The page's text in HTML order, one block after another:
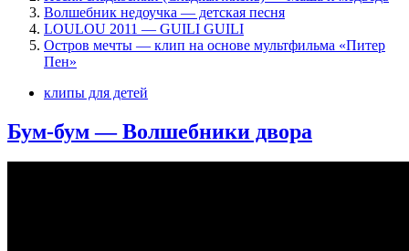
Волшебник недоучка — детская песня
LOULOU 2011 — GUILI GUILI
Остров мечты — клип на основе мультфильма «Питер
Пен»
клипы для детей
Бум-бум — Волшебники двора